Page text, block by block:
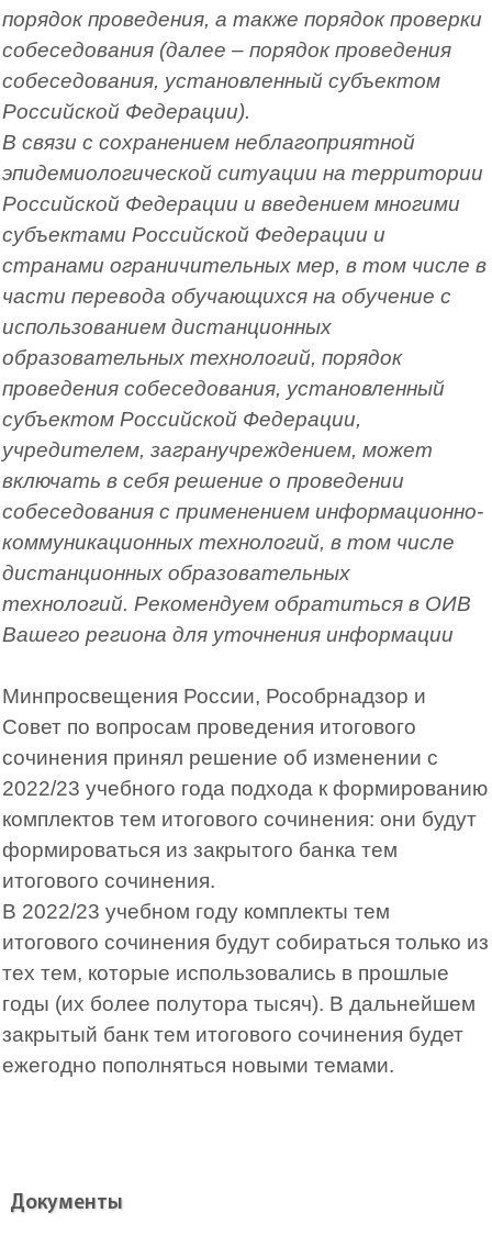
порядок проведения, а также порядок проверки
собеседования (далее – порядок проведения
собеседования, установленный субъектом
Российской Федерации).
В связи с сохранением неблагоприятной
эпидемиологической ситуации на территории
Российской Федерации и введением многими
субъектами Российской Федерации и
странами ограничительных мер, в том числе в
части перевода обучающихся на обучение с
использованием дистанционных
образовательных технологий, порядок
проведения собеседования, установленный
субъектом Российской Федерации,
учредителем, загранучреждением, может
включать в себя решение о проведении
собеседования с применением информационно-
коммуникационных технологий, в том числе
дистанционных образовательных
технологий. Рекомендуем обратиться в ОИВ
Вашего региона для уточнения информации
Минпросвещения России, Рособрнадзор и
Совет по вопросам проведения итогового
сочинения принял решение об изменении с
2022/23 учебного года подхода к формированию
комплектов тем итогового сочинения: они будут
формироваться из закрытого банка тем
итогового сочинения.
В 2022/23 учебном году комплекты тем
итогового сочинения будут собираться только из
тех тем, которые использовались в прошлые
годы (их более полутора тысяч). В дальнейшем
закрытый банк тем итогового сочинения будет
ежегодно пополняться новыми темами.
Документы